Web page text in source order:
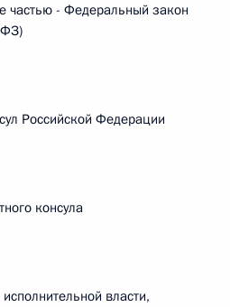
частью - Федеральный закон
Российской Федерации
консула
власти,